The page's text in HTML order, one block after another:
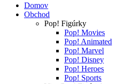
Domov
Obchod
Pop! Figúrky
Pop! Movies
Pop! Animated
Pop! Marvel
Pop! Disney
Pop! Heroes
Pop! Sports